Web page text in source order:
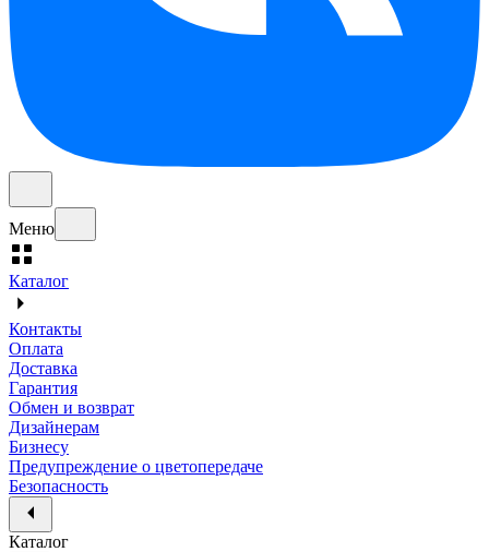
Меню
Каталог
Контакты
Оплата
Доставка
Гарантия
Обмен и возврат
Дизайнерам
Бизнесу
Предупреждение о цветопередаче
Безопасность
Каталог